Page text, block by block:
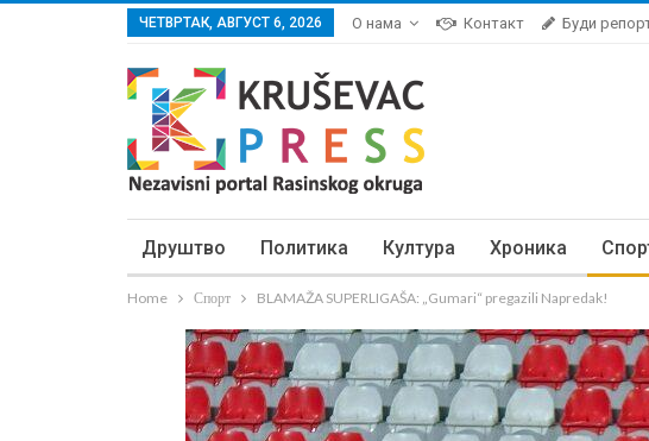
ЧЕТВРТАК, АВГУСТ 6, 2026 О нама Контакт Буди
Друштво Политика Култура Хроника
Home Спорт BLAMAŽA SUPERLIGAŠA: „Gumari“ pregazili Napredak!